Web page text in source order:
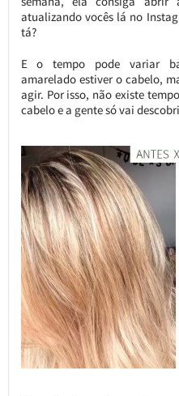
atualizando vocês lá no
tá?
E o tempo pode variar
amarelado estiver o cabelo,
agir. Por isso, não existe
cabelo e a gente só vai